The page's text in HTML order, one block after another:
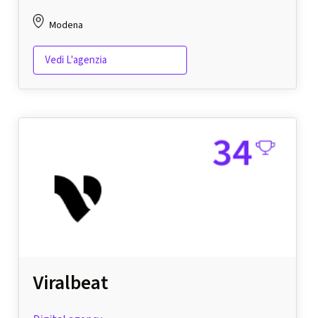
Modena
Vedi L'agenzia
Viralbeat